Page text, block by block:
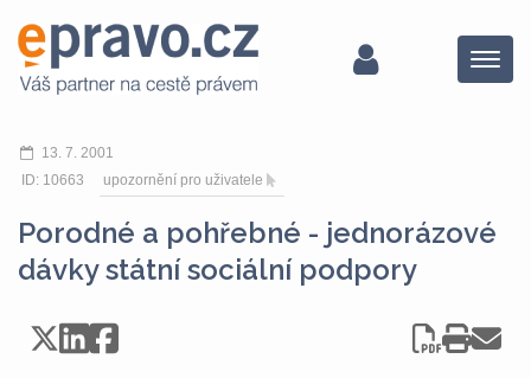
Menu
13. 7. 2001
ID: 10663
upozornění pro uživatele
Porodné a pohřebné - jednorázové
dávky státní sociální podpory